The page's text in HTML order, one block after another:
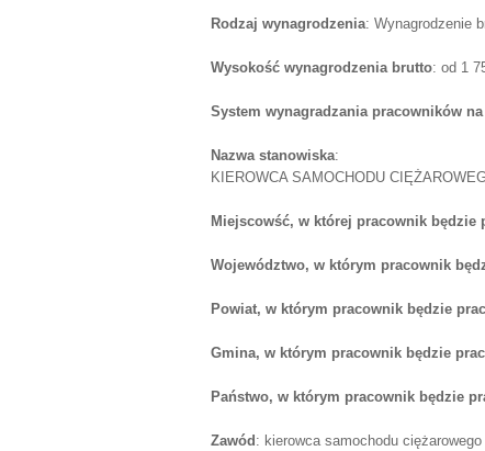
Rodzaj wynagrodzenia: Wynagrodzenie
Wysokość wynagrodzenia brutto: od 1
System wynagradzania pracowników
Nazwa stanowiska:
KIEROWCA SAMOCHODU
Miejscowść, w której pracownik będzie
Województwo, w którym pracownik
Powiat, w którym pracownik będzie
Gmina, w którym pracownik będzie
Państwo, w którym pracownik będzie
Zawód : kierowca samochodu ciężarowego